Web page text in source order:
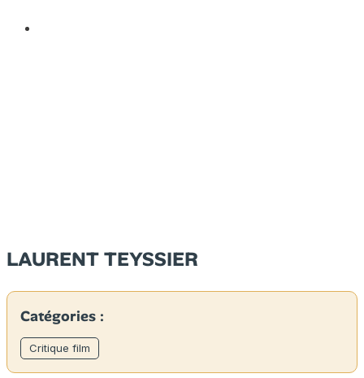
LAURENT TEYSSIER
Catégories :
Critique film